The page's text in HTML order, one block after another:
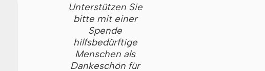
Unterstützen Sie
bitte mit einer
Spende
hilfsbedürftige
Menschen als
Dankeschön für